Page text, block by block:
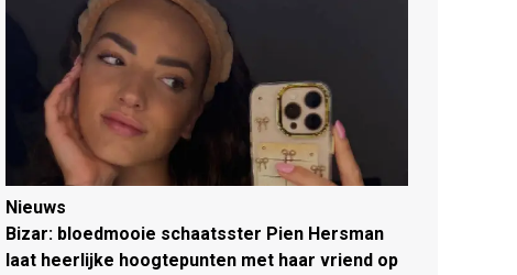
Nieuws
Bizar: bloedmooie schaatsster Pien Hersman
laat heerlijke hoogtepunten met haar vriend op